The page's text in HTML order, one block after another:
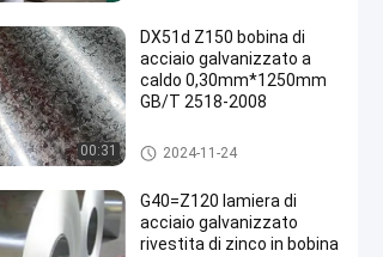
00:31
DX51d Z150 bobina di
acciaio galvanizzato a
caldo 0,30mm*1250mm
GB/T 2518-2008
di acciaio galvanizzato
2024-11-24
G40=Z120 lamiera di
acciaio galvanizzato
rivestita di zinco in bobina